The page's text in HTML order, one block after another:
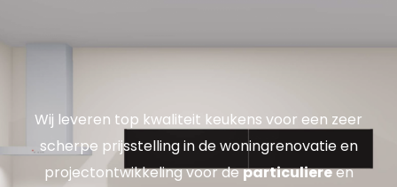
Wij leveren top kwaliteit keukens voor een zeer
scherpe prijsstelling in de woningrenovatie en
projectontwikkeling voor departiculiereen